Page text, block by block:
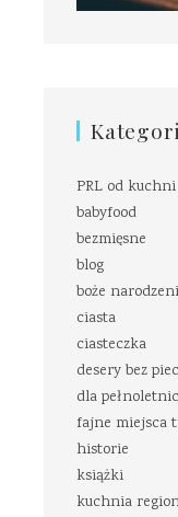
PRL od kuchni
babyfood
bezmięsne
blog
boże
ciasta
ciasteczka
desery bez
dla
fajne miejsca
historie
książki
kuchnia